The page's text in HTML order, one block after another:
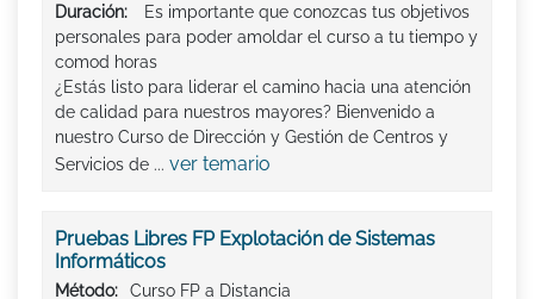
Duración:
Es importante que conozcas tus objetivos
personales para poder amoldar el curso a tu tiempo y
comod horas
¿Estás listo para liderar el camino hacia una atención
de calidad para nuestros mayores? Bienvenido a
nuestro Curso de Dirección y Gestión de Centros y
Servicios de ... ver temario
Pruebas Libres FP Explotación de Sistemas
Informáticos
Método:
Curso FP a Distancia